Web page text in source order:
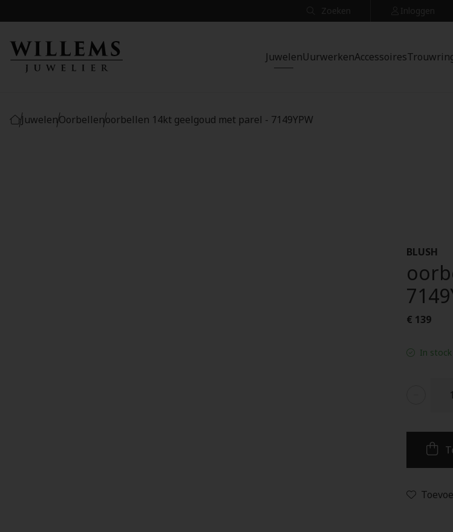
Zoeken Inloggen
JuwelenUurwerkenAccessoires
JuwelenOorbellenoorbellen 14kt geelgoud met parel - 7149YPW
BLUSH
€ 139
In stock